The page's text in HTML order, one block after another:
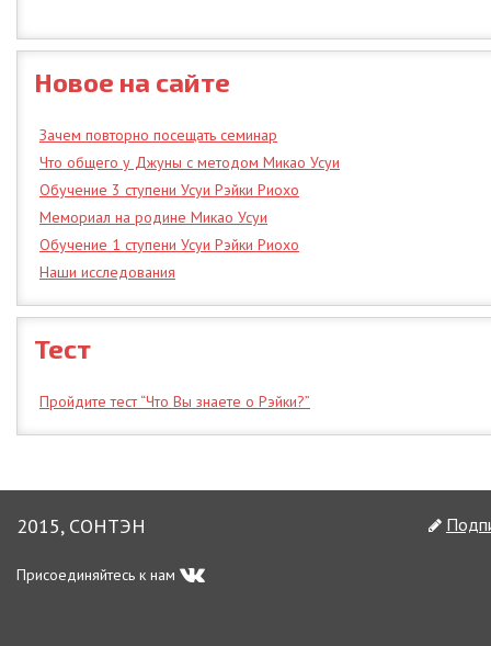
Новое на сайте
Зачем повторно посещать семинар
Что общего у Джуны с методом Микао Усуи
Обучение 3 ступени Усуи Рэйки Риохо
Мемориал на родине Микао Усуи
Обучение 1 ступени Усуи Рэйки Риохо
Наши исследования
Тест
Пройдите тест “Что Вы знаете о Рэйки?”
2015, СОНТЭН
Присоединяйтесь к нам